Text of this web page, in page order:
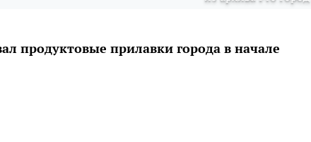
продуктовые прилавки города в начале